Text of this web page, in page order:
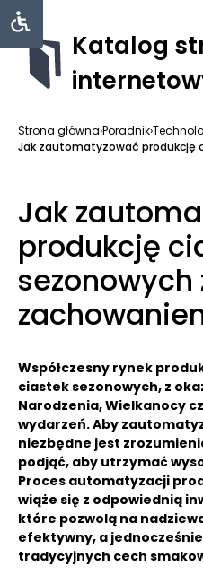
Katalog
Strona główna›Poradnik›
Jak zautomatyzować produkcję
Jak
produkcję
sezonowych
Współczesny rynek
ciastek sezonowych, z
Narodzenia, Wielkanocy
wydarzeń.Aby
niezbędne jest
podjąć, aby utrzymać
Proces automatyzacji
wiąże się z odpowiednią
które pozwolą na
efektywny, a
tradycyjnych cech